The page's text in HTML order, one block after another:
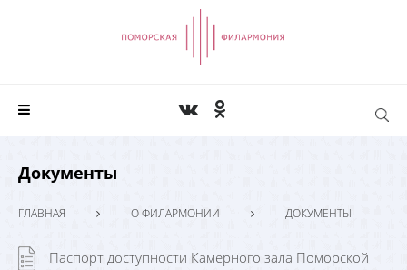
Документы
ГЛАВНАЯ О ФИЛАРМОНИИ ДОКУМЕНТЫ
Паспорт доступности Камерного зала Поморской